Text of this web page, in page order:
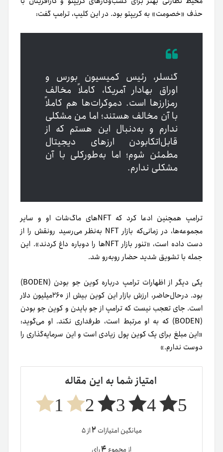
حذف «خصومت» به کریپتو بود. در این کلیپ، ترامپ گفت:
گنسلر، رئیس کمیسیون بورس و
اوراق بهادار آمریکا، کاملاً مخالف
رمزارزها است. دموکرات‌ها هم کاملاً
با آن مخالف هستند؛ اما من مشکلی
ندارم و به‌دنبال این هستم که از
قابل‌اتکا‌بودن ارزهای دیجیتال
مطمئن شوم؛ اما به‌طور‌کلی با آن
مشکلی ندارم.
ترامپ همچنین ادعا کرد که NFTهای ماگ‌شات او و سایر
مجموعه‌ها، در زمانی‌که بازار NFT به‌نظر می‌رسید رونقش را از
دست داده است، «تنور بازار NFT‌ها را دوباره داغ کردند». این
جمله با تشویق شدید حضار روبه‌رو شد.
یکی دیگر از اظهارات ترامپ درباره کوین جو بودن (BODEN)
بود. در‌حال‌حاضر، ارزش بازار این کوین بیش از ۲۶۰میلیون دلار
است. جای تعجب نیست که ترامپ از جو بایدن و کوین جو بودن
(BODEN) که به او مرتبط است، طرفداری نکند. او می‌گوید:
«این مبلغ برای یک کوین پول زیادی است و این سرمایه‌گذاری را
دوست ندارم.»
امتیاز شما به این مقاله
5
4
3
2
1
میانگین امتیازات ۲از ۵
از مجموع۴رای